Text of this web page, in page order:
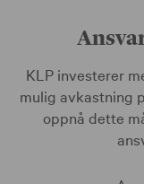
KLP investerer
mulig avkastning
oppnå dette